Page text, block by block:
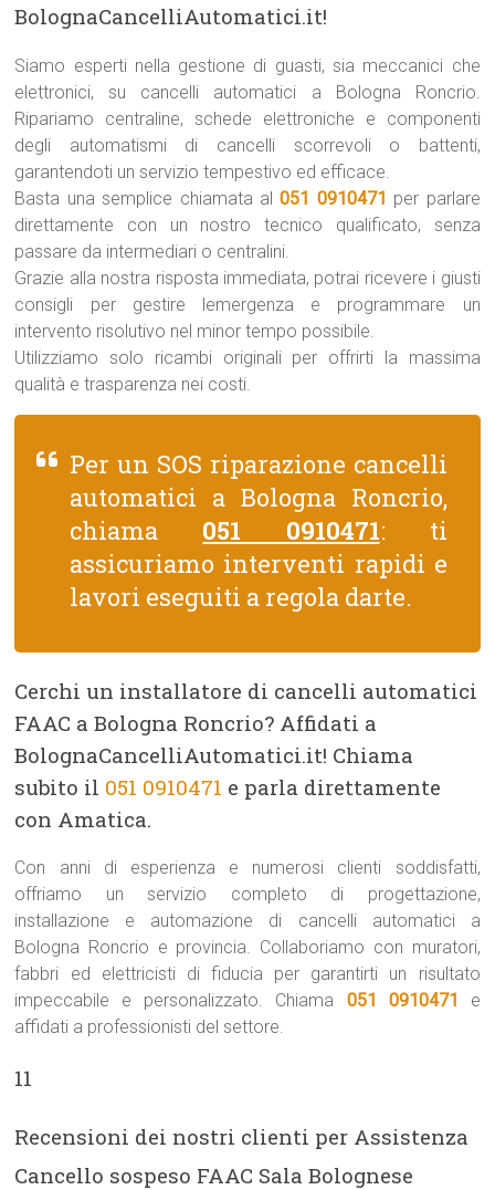
BolognaCancelliAutomatici.it!
Siamo esperti nella gestione di guasti, sia meccanici che
elettronici, su cancelli automatici a Bologna Roncrio.
Ripariamo centraline, schede elettroniche e componenti
degli automatismi di cancelli scorrevoli o battenti,
garantendoti un servizio tempestivo ed efficace.
Basta una semplice chiamata al051 0910471 per parlare
direttamente con un nostro tecnico qualificato, senza
passare da intermediari o centralini.
Grazie alla nostra risposta immediata, potrai ricevere i giusti
consigli per gestire lemergenza e programmare un
intervento risolutivo nel minor tempo possibile.
Utilizziamo solo ricambi originali per offrirti la massima
qualità e trasparenza nei costi.
Per un SOS riparazione cancelli
automatici a Bologna Roncrio,
chiama 051 0910471: ti
assicuriamo interventi rapidi e
lavori eseguiti a regola darte.
Cerchi un installatore di cancelli automatici
FAAC a Bologna Roncrio? Affidati a
BolognaCancelliAutomatici.it! Chiama
subito il 051 0910471 e parla direttamente
con Amatica.
Con anni di esperienza e numerosi clienti soddisfatti,
offriamo un servizio completo di progettazione,
installazione e automazione di cancelli automatici a
Bologna Roncrio e provincia. Collaboriamo con muratori,
fabbri ed elettricisti di fiducia per garantirti un risultato
impeccabile e personalizzato. Chiama 051 0910471 e
affidati a professionisti del settore.
11
Recensioni dei nostri clienti per Assistenza
Cancello sospeso FAAC Sala Bolognese